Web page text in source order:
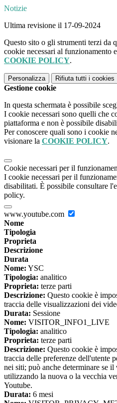
Notizie
Ultima revisione il 17-09-2024
Questo sito o gli strumenti terzi da
cookie necessari al funzionamento
COOKIE POLICY.
Personalizza Rifiuta tutti i cookies
Gestione cookie
In questa schermata è possibile
I cookie necessari sono quelli che
piattaforma e non è possibile
Per conoscere quali sono i cookie
visionare la COOKIE POLICY.
Cookie necessari per il
I cookie necessari per il
disabilitati. È possibile consultare
policy.
www.youtube.com
Nome
Tipologia
Proprieta
Descrizione
Durata
Nome: YSC
Tipologia: analitico
Proprieta: terze parti
Descrizione: Questo cookie è
traccia delle visualizzazioni dei
Durata: Sessione
Nome: VISITOR_INFO1_LIVE
Tipologia: analitico
Proprieta: terze parti
Descrizione: Questo cookie è
traccia delle preferenze dell'utente
nei siti; può anche determinare se
utilizzando la nuova o la vecchia
Youtube.
Durata: 6 mesi